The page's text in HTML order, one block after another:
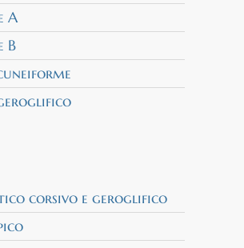
A
B
corsivo e geroglifico